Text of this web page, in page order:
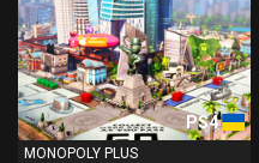
PS4
MONOPOLY PLUS